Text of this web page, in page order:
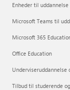
Enheder til uddannelse
Microsoft Teams til
Microsoft 365
Office Education
Underviseruddannelse
Tilbud til studerende